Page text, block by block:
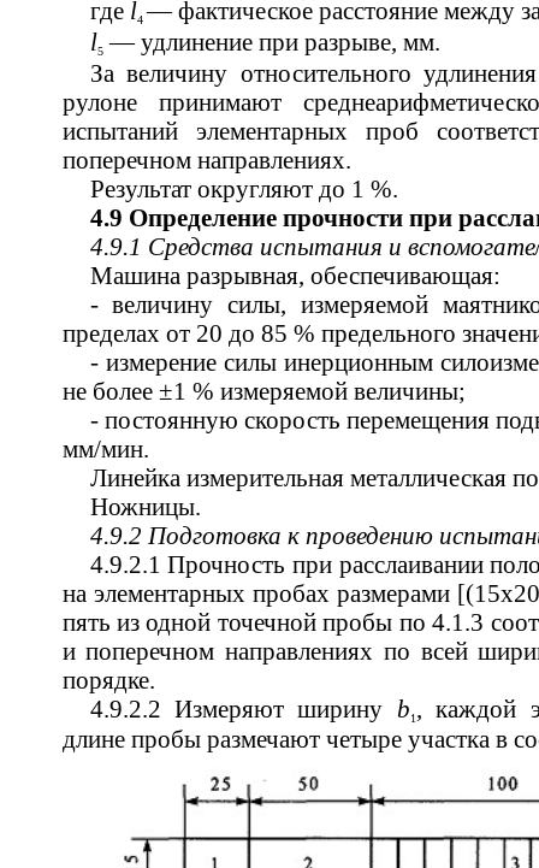
где l4 — фактическое расстояние между
l5— удлинение при разрыве, мм.
За величину относительного
рулоне принимают
испытаний элементарных проб
поперечном направлениях.
Результат округляют до 1 %.
4.9 Определение прочности при
4.9.1 Средства испытания и
Машина разрывная, обеспечивающая:
- величину силы, измеряемой
пределах от 20 до 85 % предельного
- измерение силы инерционным
не более ±1 % измеряемой величины;
- постоянную скорость перемещения
мм/мин.
Линейка измерительная металлическая
Ножницы.
4.9.2 Подготовка к проведению
4.9.2.1 Прочность при расслаивании
на элементарных пробах размерами
пять из одной точечной пробы по 4.1.3
и поперечном направлениях по всей
порядке.
4.9.2.2 Измеряют ширину b1 , каждой
длине пробы размечают четыре участка в